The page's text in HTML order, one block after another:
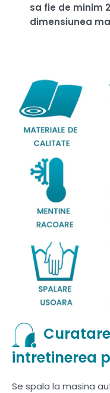
sa fie de minim
dimensiunea
intretinerea
Se spala la masina